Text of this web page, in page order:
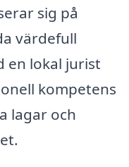
sig på
värdefull
en lokal jurist
kompetens
lagar och